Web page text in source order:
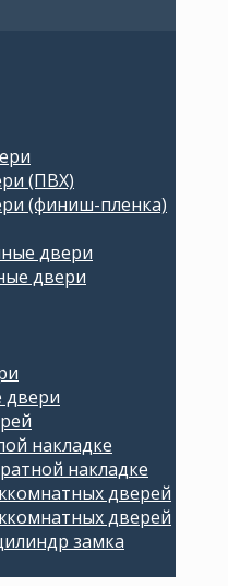
(ПВХ)
(финиш-пленка)
двери
двери
накладке
накладке
дверей
дверей
замка